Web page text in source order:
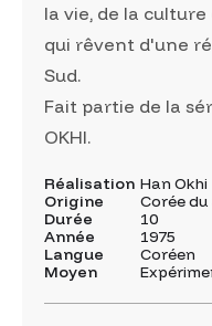
la vie, de la
qui rêvent d'une
Sud.
Fait partie de la
OKHI.
Réalisation Han Okhi
Origine
Corée du
Durée
10
Année
1975
Langue
Coréen
Moyen